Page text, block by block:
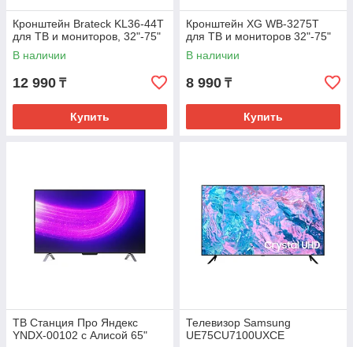
Кронштейн Brateck KL36-44T
для ТВ и мониторов, 32"-75"
В наличии
12 990 ₸
Купить
Кронштейн XG WB-3275T
для ТВ и мониторов 32"-75"
В наличии
8 990 ₸
Купить
ТВ Станция Про Яндекс
YNDX-00102 с Алисой 65"
Телевизор Samsung
UE75CU7100UXCE